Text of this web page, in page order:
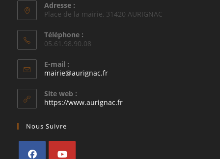
Adresse :
Place de la mairie, 31420 AURIGNAC
Téléphone :
05.61.98.90.08
E-mail :
mairie@aurignac.frS’ouvre
application
Site web :
https://www.aurignac.fr
Nous Suivre